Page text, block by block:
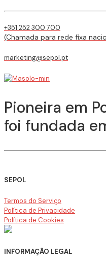
+351 252 300 700
(Chamada para rede fixa
marketing@sepol.pt
Pioneira em
foi fundada
SEPOL
Termos do Serviço
Política de Privacidade
Política de Cookies
INFORMAÇÃO LEGAL